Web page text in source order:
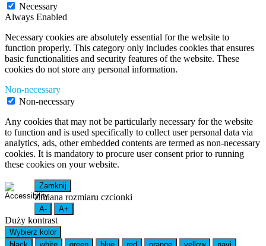
Necessary
Always Enabled
Necessary cookies are absolutely essential for the website to
function properly. This category only includes cookies that ensures
basic functionalities and security features of the website. These
cookies do not store any personal information.
Non-necessary
Non-necessary
Any cookies that may not be particularly necessary for the website
to function and is used specifically to collect user personal data via
analytics, ads, other embedded contents are termed as non-necessary
cookies. It is mandatory to procure user consent prior to running
these cookies on your website.
Zamknij
Zmiana rozmiaru czcionki
A- A+
Duży kontrast
Wybierz kolor